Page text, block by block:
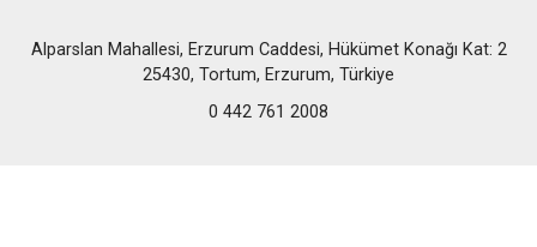
Alparslan Mahallesi, Erzurum Caddesi, Hükümet Konağı Kat: 2
25430, Tortum, Erzurum, Türkiye
0 442 761 2008